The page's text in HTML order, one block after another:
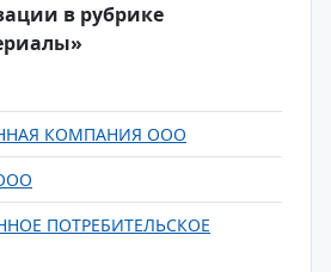
в рубрике
КОМПАНИЯ ООО
ПОТРЕБИТЕЛЬСКОЕ